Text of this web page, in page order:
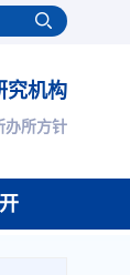
究机构
所方针